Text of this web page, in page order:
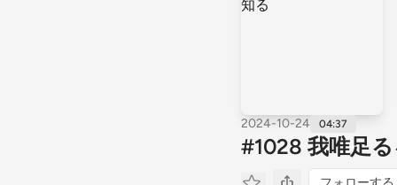
2024-10-24 04:37
#1028 我唯足